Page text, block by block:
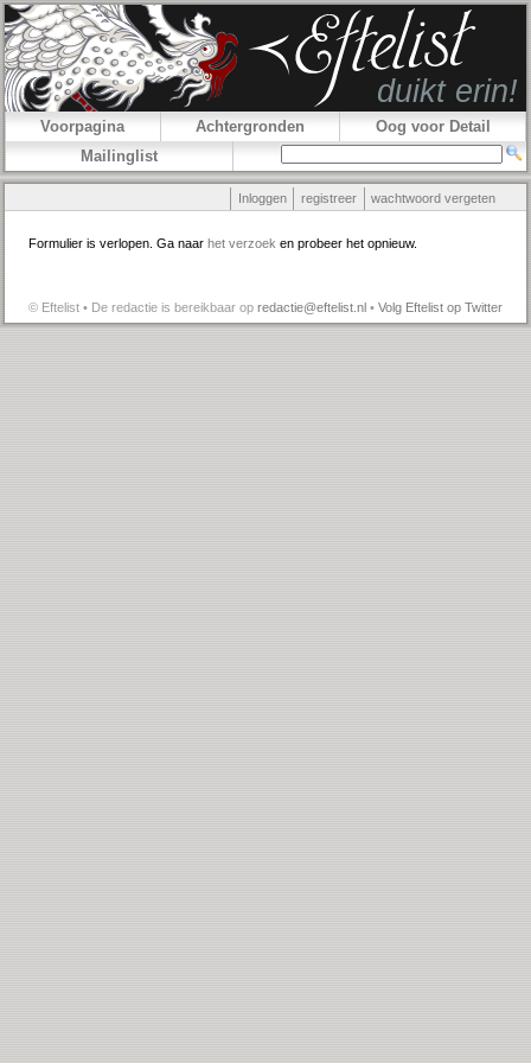
Voorpagina Achtergronden
Oog voor Detail
Mailinglist
Inloggen registreer wachtwoord vergeten
Formulier is verlopen. Ga naar het verzoek en probeer het opnieuw.
© Eftelist • De redactie is bereikbaar op redactie@eftelist.nl • Volg Eftelist op Twitter